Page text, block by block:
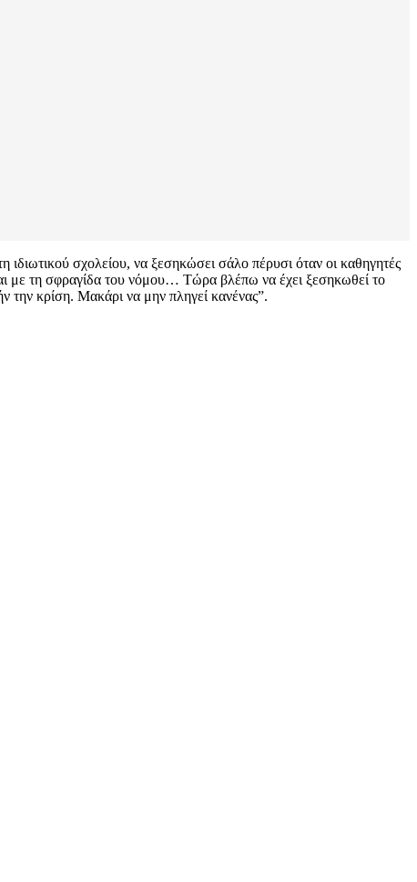
ιδιωτικού σχολείου, να ξεσηκώσει σάλο πέρυσι όταν οι καθηγητές
με τη σφραγίδα του νόμου… Τώρα βλέπω να έχει ξεσηκωθεί το
την κρίση. Μακάρι να μην πληγεί κανένας”.